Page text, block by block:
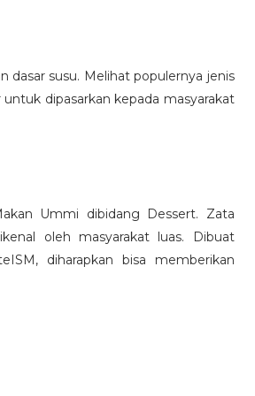
susu. Melihat populernya jenis
dipasarkan kepada masyarakat
Ummi dibidang Dessert. Zata
oleh masyarakat luas. Dibuat
diharapkan bisa memberikan